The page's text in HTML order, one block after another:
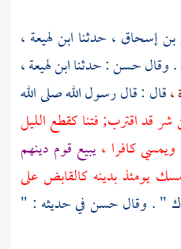
بن إسحاق ، حدثنا ابن لهيعة ،
. وقالحسن: حدثناابن لهيعة ،
،قال : قال رسول الله صلى الله
قد اقترب; فتنا كقطع الليل
ويمسي كافرا ،يبيع قوم دينهم
يومئذ بدينه كالقابض على
" . وقال حسن في حديثه : "